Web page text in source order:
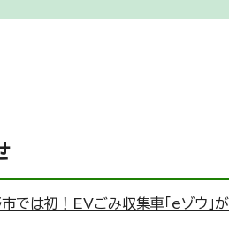
では初！EVごみ収集車「eゾウ」